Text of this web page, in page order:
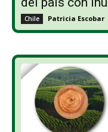
Chile Patricia Escobar